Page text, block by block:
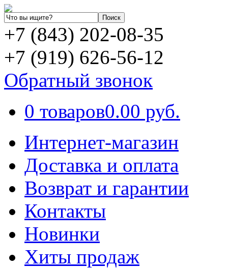
+7 (843) 202-08-35
+7 (919) 626-56-12
Обратный звонок
0 товаров0.00 руб.
Интернет-магазин
Доставка и оплата
Возврат и гарантии
Контакты
Новинки
Хиты продаж